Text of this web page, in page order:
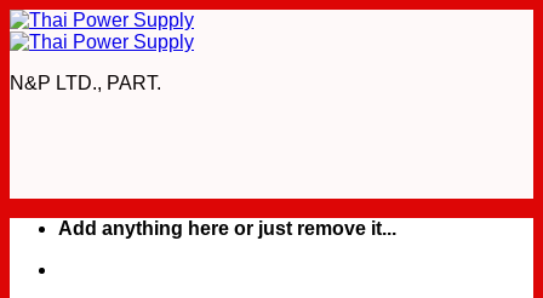
Skip
to
N&P LTD., PART.
Add anything here or just remove it...